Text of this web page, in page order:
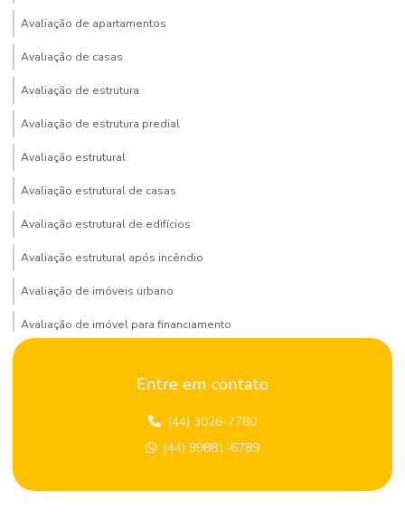
Avaliação de apartamentos
Avaliação de casas
Avaliação de estrutura
Avaliação de estrutura predial
Avaliação estrutural
Avaliação estrutural de casas
Avaliação estrutural de edifícios
Avaliação estrutural após incêndio
Avaliação de imóveis urbano
Avaliação de imóvel para financiamento
Avaliação de locação de imóvel
Avaliação patrimonial de imóveis
Avaliação de terrenos
Entre em contato
(44) 3026-7780
(44) 99881-6789